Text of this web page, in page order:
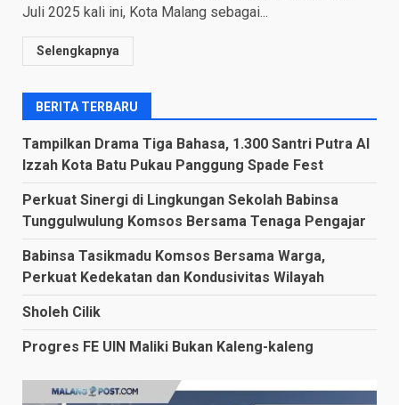
Juli 2025 kali ini, Kota Malang sebagai...
Selengkapnya
BERITA TERBARU
Tampilkan Drama Tiga Bahasa, 1.300 Santri Putra Al
Izzah Kota Batu Pukau Panggung Spade Fest
Perkuat Sinergi di Lingkungan Sekolah Babinsa
Tunggulwulung Komsos Bersama Tenaga Pengajar
Babinsa Tasikmadu Komsos Bersama Warga,
Perkuat Kedekatan dan Kondusivitas Wilayah
Sholeh Cilik
Progres FE UIN Maliki Bukan Kaleng-kaleng